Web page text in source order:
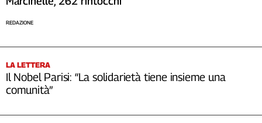
REDAZIONE
LA LETTERA
Il Nobel Parisi: “La solidarietà tiene insieme una
comunità”